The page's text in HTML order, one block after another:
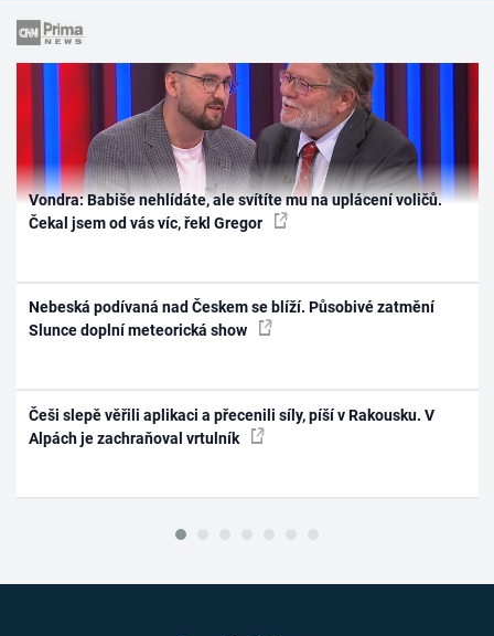
Vondra: Babiše nehlídáte, ale svítíte mu na uplácení voličů.
Čekal jsem od vás víc, řekl Gregor
Nebeská podívaná nad Českem se blíží. Působivé zatmění
Slunce doplní meteorická show
Češi slepě věřili aplikaci a přecenili síly, píší v Rakousku. V
Alpách je zachraňoval vrtulník